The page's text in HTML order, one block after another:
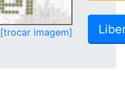
[trocar imagem]